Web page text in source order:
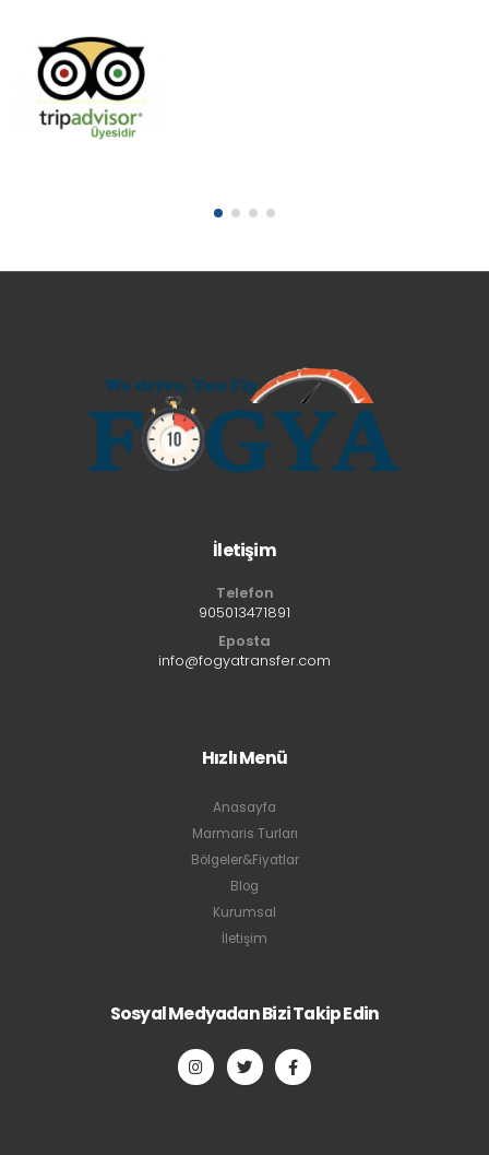
İletişim
Telefon
905013471891
Eposta
info@fogyatransfer.com
Hızlı Menü
Anasayfa
Marmaris Turları
Bölgeler&Fiyatlar
Blog
Kurumsal
İletişim
Sosyal Medyadan Bizi Takip Edin